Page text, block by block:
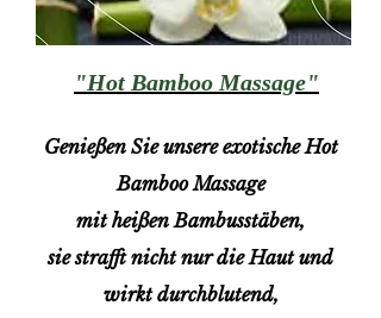
"Hot Bamboo Massage"
Genießen Sie unsere exotische Hot
Bamboo Massage
mit heißen Bambusstäben,
sie strafft nicht nur die Haut und
wirkt durchblutend,